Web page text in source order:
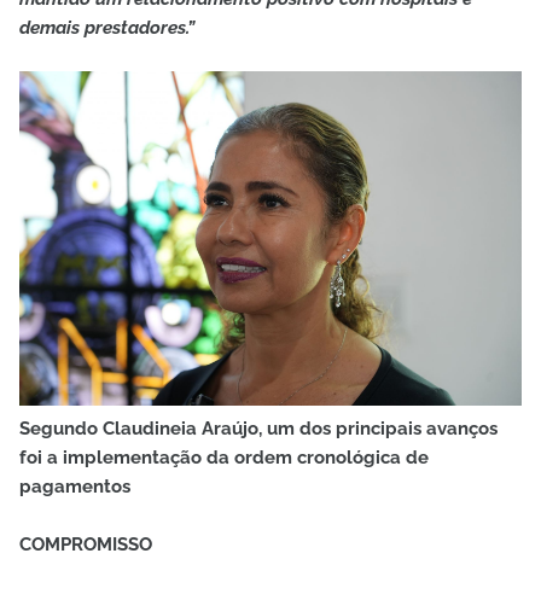
demais prestadores.”
Segundo Claudineia Araújo, um dos principais avanços
foi a implementação da ordem cronológica de
pagamentos
COMPROMISSO